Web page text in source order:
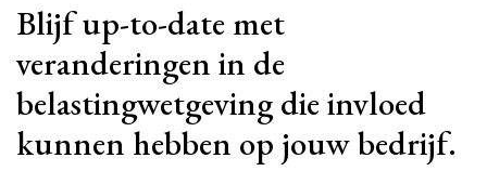
Blijf up-to-date met
veranderingen in de
belastingwetgeving die invloed
kunnen hebben op jouw bedrijf.